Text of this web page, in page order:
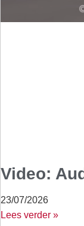
Video:
23/07/2026
Lees verder »